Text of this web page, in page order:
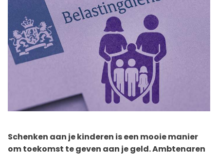
Schenken aan je kinderen is een mooie manier
om toekomst te geven aan je geld. Ambtenaren